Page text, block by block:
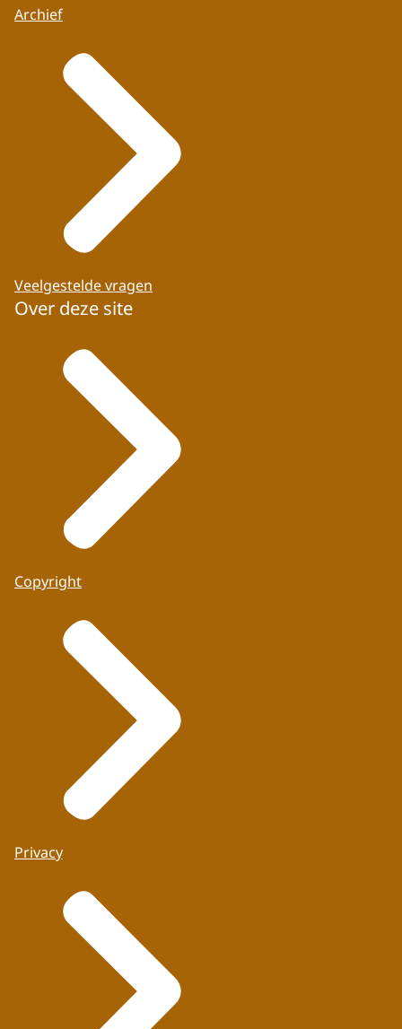
Archief
Veelgestelde vragen
Over deze site
Copyright
Privacy